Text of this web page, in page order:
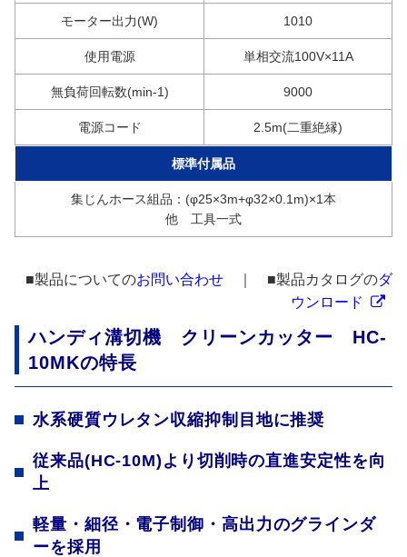
モーター出力(W) 1010
使用電源 単相交流100V×11A
無負荷回転数(min-1) 9000
電源コード 2.5m(二重絶縁)
標準付属品
集じんホース組品：(φ25×3m+φ32×0.1m)×1本
他 工具一式
■製品についてのお問い合わせ ｜ ■製品カタログのダ
ウンロード
ハンディ溝切機 クリーンカッター HC-
10MKの特長
水系硬質ウレタン収縮抑制目地に推奨
従来品(HC-10M)より切削時の直進安定性を向
上
軽量・細径・電子制御・高出力のグラインダ
ーを採用